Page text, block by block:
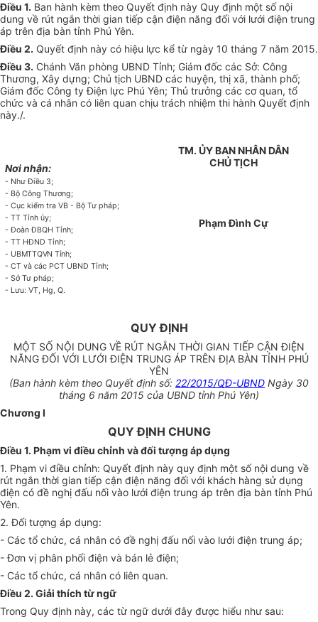
Điều 1. Ban hành kèm theo Quyết định này Quy định một số nội
dung về rút ngắn thời gian tiếp cận điện năng đối với lưới điện trung
áp trên địa bàn tỉnh Phú Yên.
Điều 2. Quyết định này có hiệu lực kể từ ngày 10 tháng 7 năm 2015.
Điều 3. Chánh Văn phòng UBND Tỉnh; Giám đốc các Sở: Công
Thương, Xây dựng; Chủ tịch UBND các huyện, thị xã, thành phố;
Giám đốc Công ty Điện lực Phú Yên; Thủ trưởng các cơ quan, tổ
chức và cá nhân có liên quan chịu trách nhiệm thi hành Quyết định
này./.
Nơi nhận:
- Như Điều 3;
- Bộ Công Thương;
- Cục kiểm tra VB - Bộ Tư pháp;
- TT Tỉnh ủy;
- Đoàn ĐBQH Tỉnh;
- TT HĐND Tỉnh;
- UBMTTQVN Tỉnh;
- CT và các PCT UBND Tỉnh;
- Sở Tư pháp;
- Lưu: VT, Hg, Q.
TM. ỦY BAN NHÂN DÂN
CHỦ TỊCH
Phạm Đình Cự
QUY ĐỊNH
MỘT SỐ NỘI DUNG VỀ RÚT NGẮN THỜI GIAN TIẾP CẬN ĐIỆN
NĂNG ĐỐI VỚI LƯỚI ĐIỆN TRUNG ÁP TRÊN ĐỊA BÀN TỈNH PHÚ
YÊN
(Ban hành kèm theo Quyết định số: 22/2015/QĐ-UBND Ngày 30
tháng 6 năm 2015 của UBND tỉnh Phú Yên)
Chương I
QUY ĐỊNH CHUNG
Điều 1. Phạm vi điều chỉnh và đối tượng áp dụng
1. Phạm vi điều chỉnh: Quyết định này quy định một số nội dung về
rút ngắn thời gian tiếp cận điện năng đối với khách hàng sử dụng
điện có đề nghị đấu nối vào lưới điện trung áp trên địa bàn tỉnh Phú
Yên.
2. Đối tượng áp dụng:
- Các tổ chức, cá nhân có đề nghị đấu nối vào lưới điện trung áp;
- Đơn vị phân phối điện và bán lẻ điện;
- Các tổ chức, cá nhân có liên quan.
Điều 2. Giải thích từ ngữ
Trong Quy định này, các từ ngữ dưới đây được hiểu như sau: